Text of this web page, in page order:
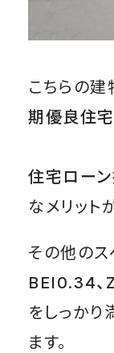
こちらの
期優良住宅
住宅ロー
なメリット
その他のス
BEI0.34、
をしっか
ます。